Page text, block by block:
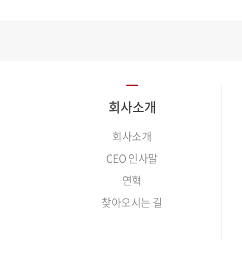
회사소개
회사소개
CEO 인사말
연혁
찾아오시는 길